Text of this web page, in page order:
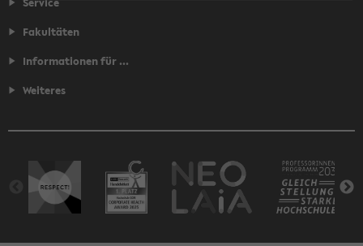
Fakultäten
Informationen für ...
Weiteres